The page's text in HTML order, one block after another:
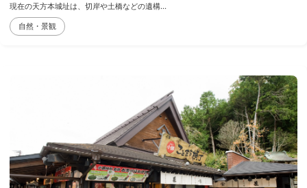
現在の天方本城址は、切岸や土橋などの遺構...
自然・景観